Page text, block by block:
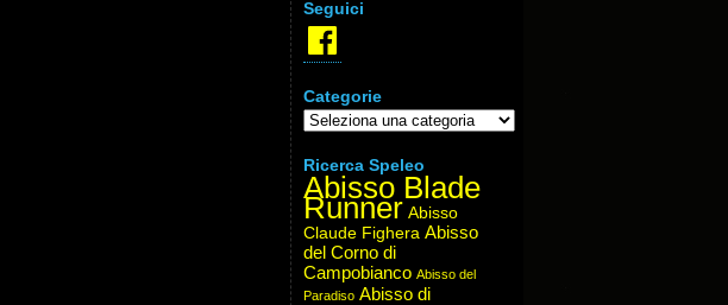
Seguici
Facebook
Categorie
Categorie
Ricerca Speleo
Abisso Blade
Runner Abisso
Claude Fighera Abisso
del Corno di
Campobianco Abisso del
Paradiso Abisso di